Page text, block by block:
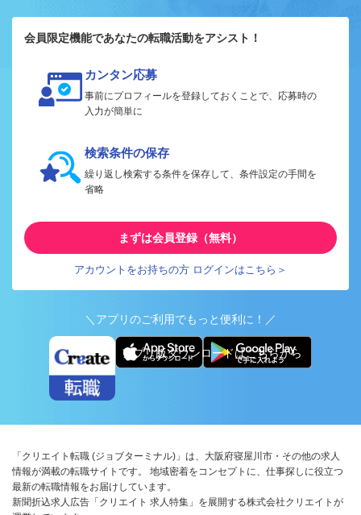
会員限定機能であなたの転職活動をアシスト！
カンタン応募
事前にプロフィールを登録しておくことで、応募時の
入力が簡単に
検索条件の保存
繰り返し検索する条件を保存して、条件設定の手間を
省略
まずは会員登録（無料）
アカウントをお持ちの方 ログインはこちら＞
＼アプリのご利用でもっと便利に！／
アプリ版ダウンロードはこちらから
「クリエイト転職 (ジョブターミナル)」は、大阪府寝屋川市・その他の求人
情報が満載の転職サイトです。 地域密着をコンセプトに、仕事探しに役立つ
最新の転職情報をお届けしています。
新聞折込求人広告「クリエイト 求人特集」を展開する株式会社クリエイトが